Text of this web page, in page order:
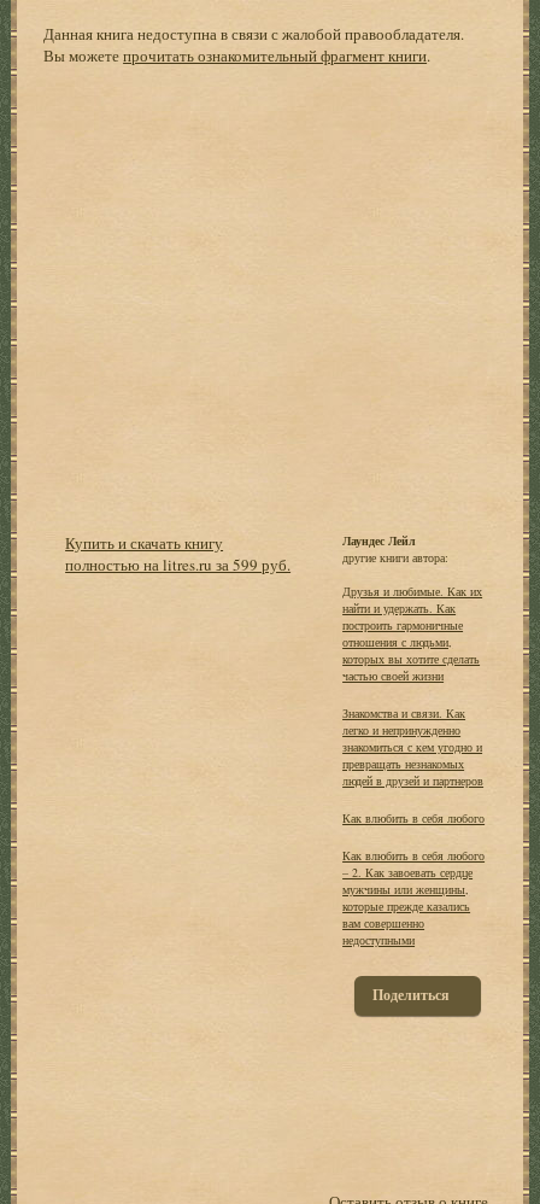
Данная книга недоступна в связи с жалобой правообладателя.
Вы можетепрочитать ознакомительный фрагмент книги.
Купить и скачать книгу
полностью на litres.ru за 599 руб.
Лаундес Лейл
другие книги автора:
Друзья и любимые. Как их
найти и удержать. Как
построить гармоничные
отношения с людьми,
которых вы хотите сделать
частью своей жизни
Знакомства и связи. Как
легко и непринужденно
знакомиться с кем угодно и
превращать незнакомых
людей в друзей и партнеров
Как влюбить в себя любого
Как влюбить в себя любого
– 2. Как завоевать сердце
мужчины или женщины,
которые прежде казались
вам совершенно
недоступными
Поделиться